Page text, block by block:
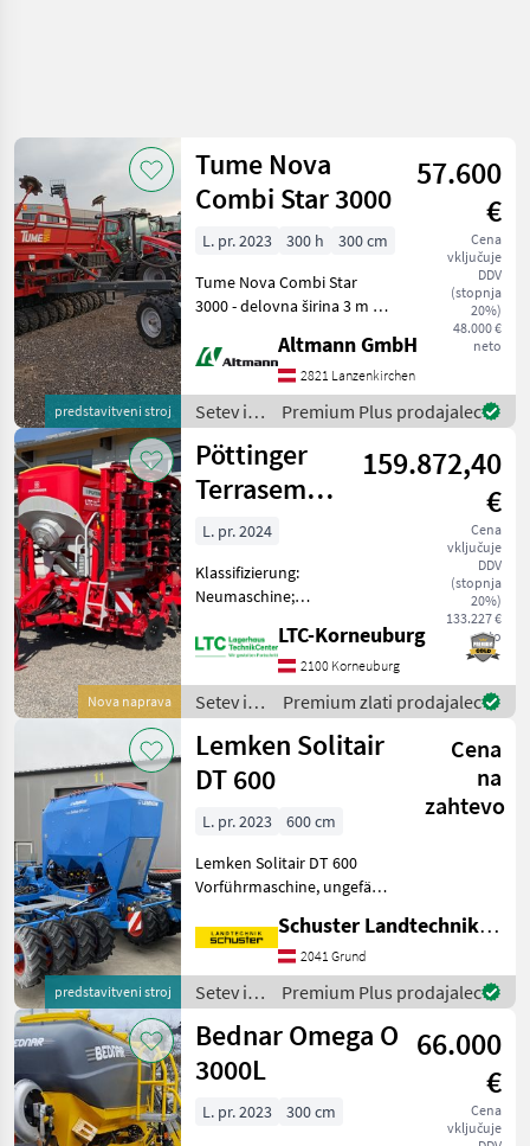
predstavitveni stroj
Tume Nova
Combi Star 3000
57.600
€
Cena
vključuje
DDV
(stopnja
20%)
48.000 €
neto
L. pr. 2023 300 h
300 cm
Tume Nova Combi Star
3000 - delovna širina 3 m -
rezervoar za seme
spredaj/zadaj z nastavljivo
pregradno steno - skupna
prostornina rez
Altmann GmbH
2821 Lanzenkirchen
Setev in
nega /
Tume
Premium Plus prodajalec
Nova naprava
Pöttinger
Terrasem
V6000D
159.872,40
€
Cena
vključuje
DDV
(stopnja
20%)
133.227 €
neto
L. pr. 2024
Klassifizierung:
Neumaschine;
Seriennummer/Fahrgestellnummer:
VBP00065013001068;
Maschinenmerkmale:
Zweileiterdruckluftanlage,
DUALDISC,
Nievellierschiene au
LTC-Korneuburg
2100 Korneuburg
Setev in
nega /
Pöttinger
Premium zlati prodajalec
predstavitveni stroj
Lemken Solitair
DT 600
Cena
na
zahtevo
L. pr. 2023
600 cm
Lemken Solitair DT 600
Vorführmaschine, ungefähr
K80, zweireihiges
Arbeitsfeld mit gezackten
Hohlscheiben (465mm),
Reifenpacker mit integriert
Schuster Landtechnik Grund
2041 Grund
Setev in
nega /
Lemken
Premium Plus prodajalec
Bednar Omega O
3000L
66.000
€
Cena
vključuje
L. pr. 2023
300 cm